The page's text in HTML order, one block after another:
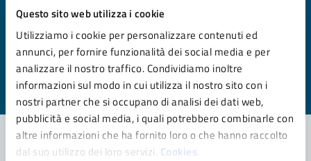
Questo sito web utilizza i cookie
Utilizziamo i cookie per personalizzare contenuti ed
annunci, per fornire funzionalità dei social media e per
analizzare il nostro traffico. Condividiamo inoltre
informazioni sul modo in cui utilizza il nostro sito con i
nostri partner che si occupano di analisi dei dati web,
pubblicità e social media, i quali potrebbero combinarle con
altre informazioni che ha fornito loro o che hanno raccolto
dal suo utilizzo dei loro servizi. Cookies.
Quanto sono chiare le informazioni su questa
pagina?
Valuta da 1 a 5 stelle la pagina
Valuta 5 stelle su 5
Valuta 4 stelle su 5
Valuta 3 stelle su 5
Valuta 2 stelle su 5
Valuta 1 stelle su 5